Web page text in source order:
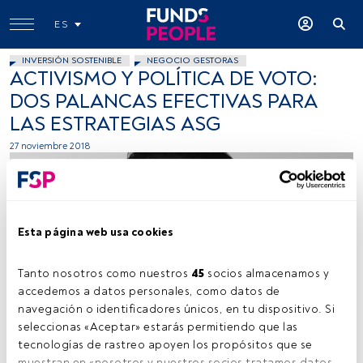
Esta página web usa cookies
Tanto nosotros como nuestros 45 socios almacenamos y
accedemos a datos personales, como datos de
navegación o identificadores únicos, en tu dispositivo. Si
seleccionas «Aceptar» estarás permitiendo que las
tecnologías de rastreo apoyen los propósitos que se
ES
INVERSIÓN SOSTENIBLE NEGOCIO GESTORAS
ACTIVISMO Y POLÍTICA DE VOTO:
DOS PALANCAS EFECTIVAS PARA
LAS ESTRATEGIAS ASG
27 noviembre 2018
Cedida por Amundi
Tiempo lectura: